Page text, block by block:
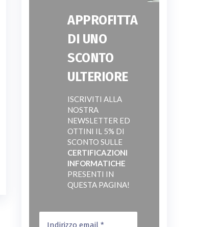
APPROFITTA
DI UNO
SCONTO
ULTERIORE
ISCRIVITI ALLA
NOSTRA
NEWSLETTER ED
OTTINI IL 5% DI
SCONTO SULLE
CERTIFICAZIONI
INFORMATICHE
PRESENTI IN
QUESTA PAGINA!